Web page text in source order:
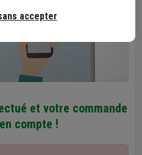
et votre commande
compte !
accepter